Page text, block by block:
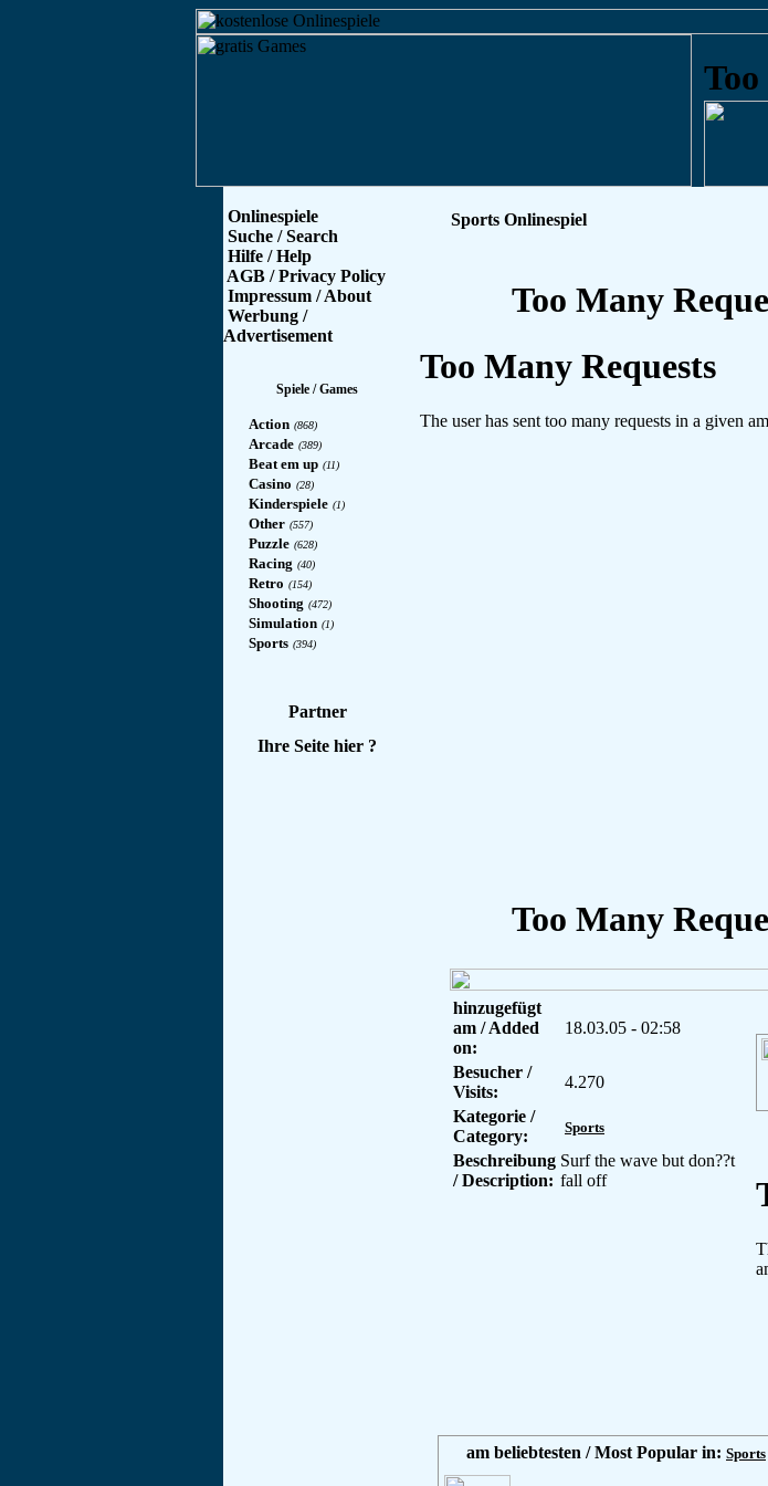
Onlinespiele
Suche / Search
Hilfe / Help
AGB / Privacy Policy
Impressum / About
Werbung /
Advertisement
Spiele / Games
Action (868)
Arcade (389)
Beat em up (11)
Casino (28)
Kinderspiele (1)
Other (557)
Puzzle (628)
Racing (40)
Retro (154)
Shooting (472)
Simulation (1)
Sports (394)
Partner
Ihre Seite hier ?
Sports Onlinespiel
hinzugefügt
am / Added
on:
18.03.05 - 02:58
Besucher /
Visits:
4.270
Kategorie /
Category:
Sports
Beschreibung
/ Description:
Surf the wave but don??t
fall off
am beliebtesten / Most Popular in: Sports